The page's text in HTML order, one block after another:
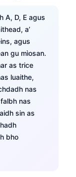
A, D, E agus
a’
agus
gu mìosan.
as trice
luaithe,
nas
nas
sin as
bho